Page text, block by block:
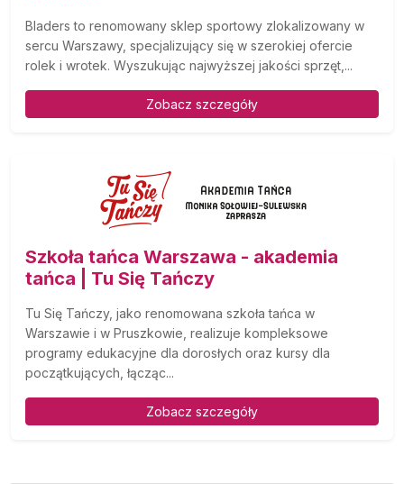
Bladers to renomowany sklep sportowy zlokalizowany w
sercu Warszawy, specjalizujący się w szerokiej ofercie
rolek i wrotek. Wyszukując najwyższej jakości sprzęt,...
Zobacz szczegóły
Szkoła tańca Warszawa - akademia
tańca | Tu Się Tańczy
Tu Się Tańczy, jako renomowana szkoła tańca w
Warszawie i w Pruszkowie, realizuje kompleksowe
programy edukacyjne dla dorosłych oraz kursy dla
początkujących, łącząc...
Zobacz szczegóły